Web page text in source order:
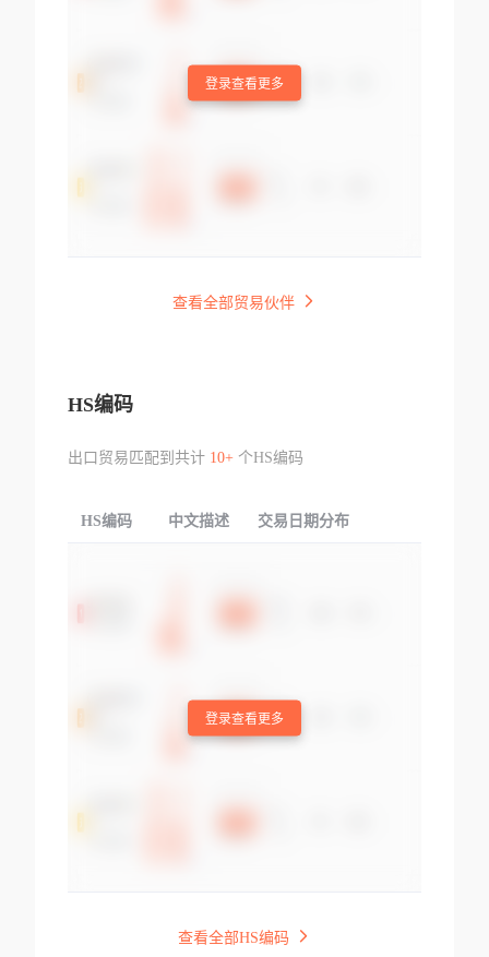
登录查看更多
查看全部贸易伙伴
HS编码
出口贸易匹配到共计 10+个HS编码
HS编码 中文描述 交易日期分布
登录查看更多
查看全部HS编码